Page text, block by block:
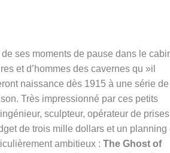
ses moments de pause dans le
et d’hommes des cavernes qu »il
naissance dès 1915 à une série de
Très impressionné par ces petits
sculpteur, opérateur de prises
de trois mille dollars et un planning
ambitieux : The Ghost of